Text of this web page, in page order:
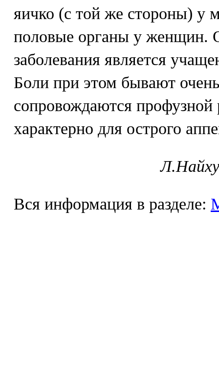
яичко (с той же стороны) у
половые органы у женщин.
заболевания является
Боли при этом бывают
сопровождаются профузной
характерно для острого
Вся информация в разделе: